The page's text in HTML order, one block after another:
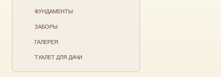
ФУНДАМЕНТЫ
ЗАБОРЫ
ГАЛЕРЕЯ
ТУАЛЕТ ДЛЯ ДАЧИ